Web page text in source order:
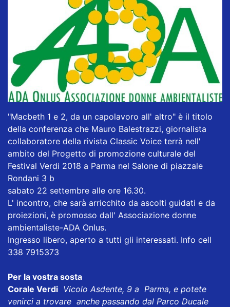
"Macbeth 1 e 2, da un capolavoro all' altro" è il titolo
della conferenza che Mauro Balestrazzi, giornalista
collaboratore della rivista Classic Voice terrà nell'
ambito del Progetto di promozione culturale del
Festival Verdi 2018 a Parma nel Salone di piazzale
Rondani 3 b
sabato 22 settembre alle ore 16.30.
L' incontro, che sarà arricchito da ascolti guidati e da
proiezioni, è promosso dall' Associazione donne
ambientaliste-ADA Onlus.
Ingresso libero, aperto a tutti gli interessati. Info cell
338 7915373
Per la vostra sosta
Corale Verdi Vicolo Asdente, 9 a Parma, e potete
venirci a trovare anche passando dal Parco Ducale